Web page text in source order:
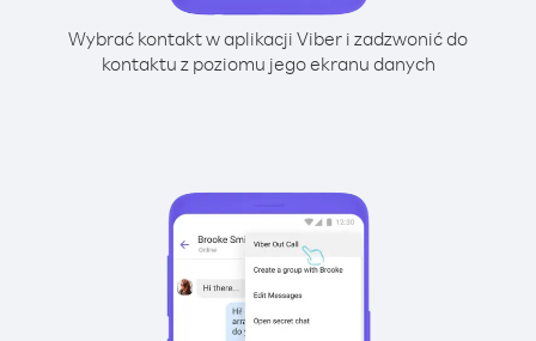
Wybrać kontakt w aplikacji Viber i zadzwonić do
kontaktu z poziomu jego ekranu danych